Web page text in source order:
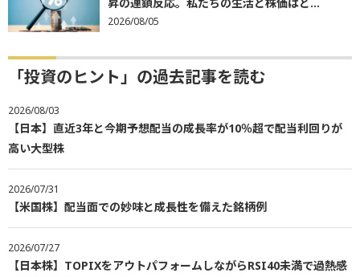
2026/08/05
「投資のヒント」の過去記事を読む
2026/08/03
【日本】直近3年と今期予想配当の成長率が10％超で配当利回りが
高い大型株
2026/07/31
【米国株】配当面での妙味と成長性を備えた銘柄例
2026/07/27
【日本株】TOPIXをアウトパフォームしながらRSI40未満で過熱感